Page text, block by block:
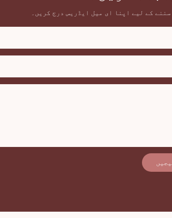
کے لیے اپنا ای میل ایڈریس درج کریں۔